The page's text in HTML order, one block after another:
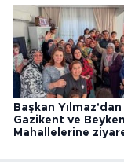
Başkan Yılmaz'dan
Gazikent ve
Mahallelerine